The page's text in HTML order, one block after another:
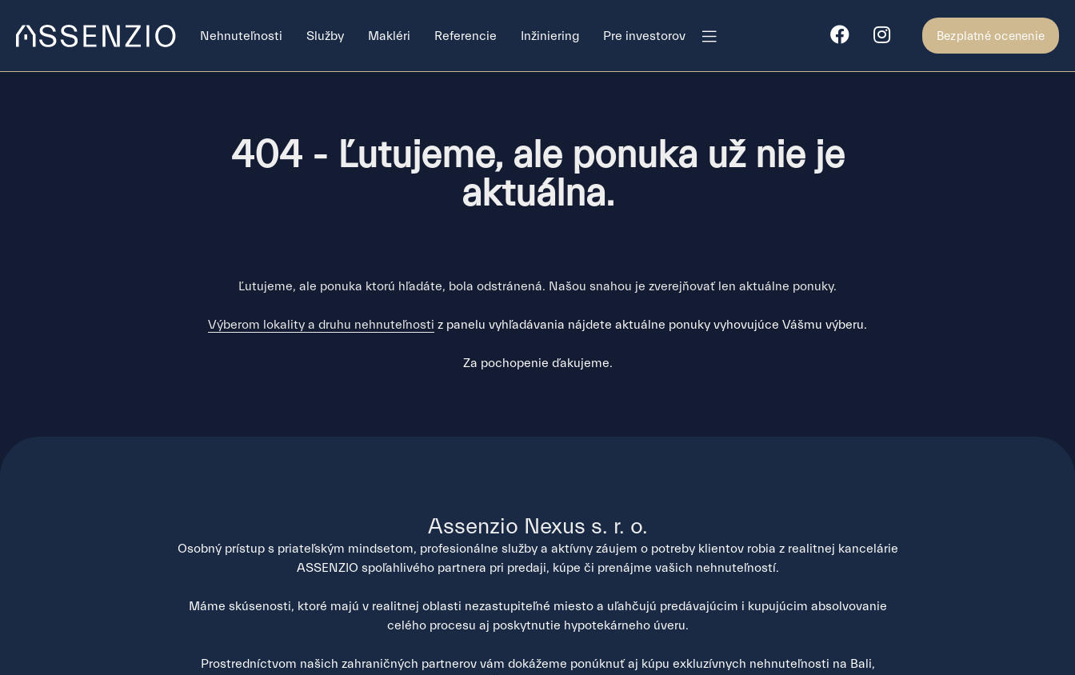
Nehnuteľnosti Služby Makléri Referencie Inžiniering Pre investorov Bezplatné ocenenie
404 - Ľutujeme, ale ponuka už nie je
aktuálna.
Ľutujeme, ale ponuka ktorú hľadáte, bola odstránená. Našou snahou je zverejňovať len aktuálne ponuky.
Výberom lokality a druhu nehnuteľnosti z panelu vyhľadávania nájdete aktuálne ponuky vyhovujúce Vášmu výberu.
Za pochopenie ďakujeme.
Assenzio Nexus s. r. o.
Osobný prístup s priateľským mindsetom, profesionálne služby a aktívny záujem o potreby klientov robia z realitnej kancelárie
ASSENZIO spoľahlivého partnera pri predaji, kúpe či prenájme vašich nehnuteľností.
Máme skúsenosti, ktoré majú v realitnej oblasti nezastupiteľné miesto a uľahčujú predávajúcim i kupujúcim absolvovanie
celého procesu aj poskytnutie hypotekárneho úveru.
Prostredníctvom našich zahraničných partnerov vám dokážeme ponúknuť aj kúpu exkluzívnych nehnuteľnosti na Bali,